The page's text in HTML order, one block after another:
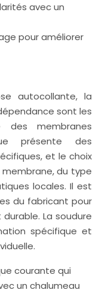
avec un
pour améliorer
autocollante, la
sont les
des membranes
présente des
et le choix
du type
locales. Il est
du fabricant pour
La soudure
spécifique et
courante qui
un chalumeau